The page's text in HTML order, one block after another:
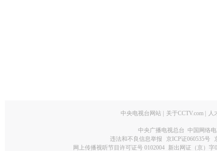
中央电视台网站 关于CCTV.com 人
中央广播电视总台 中国网络
违法和不良信息举报
京ICP证060535号
网上传播视听节目许可证号 0102004 新出网证（京）